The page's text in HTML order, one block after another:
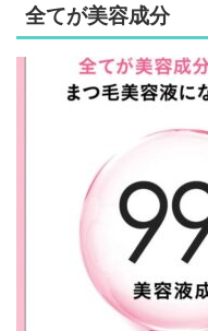
全てが美容成分